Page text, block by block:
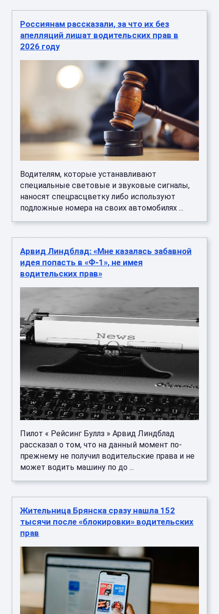
Россиянам рассказали, за что их без
апелляций лишат водительских прав в
2026 году
Водителям, которые устанавливают
специальные световые и звуковые сигналы,
наносят спецрасцветку либо используют
подложные номера на своих автомобилях ...
Арвид Линдблад: «Мне казалась забавной
идея попасть в «Ф-1», не имея
водительских прав»
Пилот « Рейсинг Буллз » Арвид Линдблад
рассказал о том, что на данный момент по-
прежнему не получил водительские права и не
может водить машину по до ...
Жительница Брянска сразу нашла 152
тысячи после «блокировки» водительских
прав